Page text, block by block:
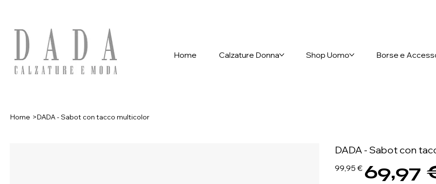
Home Calzature Donna Shop Uomo Borse e
Home >DADA - Sabot con tacco multicolor
DADA - Sabot con
Prezzo
originale
99,95 €
scontato
69,97